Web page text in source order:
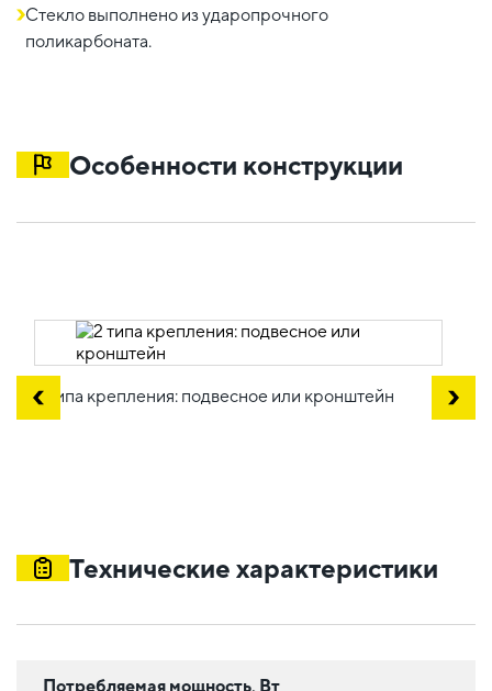
Стекло выполнено из ударопрочного
поликарбоната.
Особенности конструкции
2 типа крепления: подвесное или кронштейн
Технические характеристики
Потребляемая мощность, Вт